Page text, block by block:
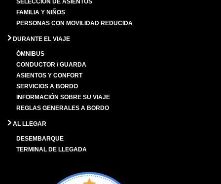
SELECCIÓN DE ASIENTOS
FAMILIA Y NIÑOS
PERSONAS CON MOVILIDAD REDUCIDA
DURANTE EL VIAJE
ÓMNIBUS
CONDUCTOR / GUARDA
ASIENTOS Y CONFORT
SERVICIOS A BORDO
INFORMACIÓN SOBRE SU VIAJE
REGLAS GENERALES A BORDO
AL LLEGAR
DESEMBARQUE
TERMINAL DE LLEGADA